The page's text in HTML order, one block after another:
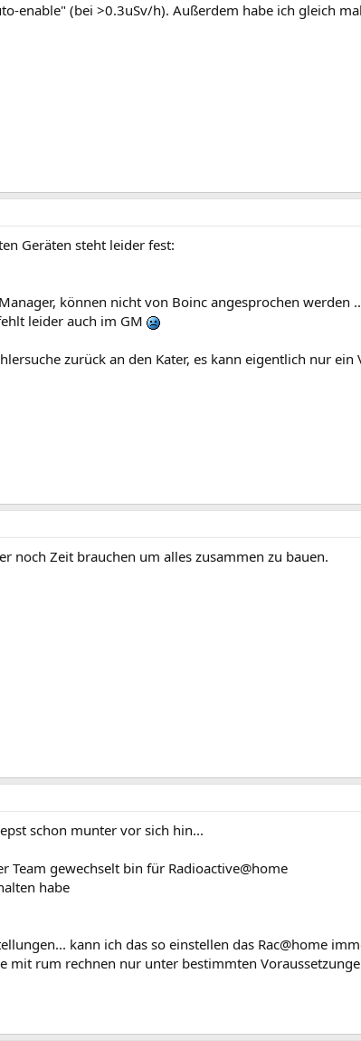
enable" (bei >0.3uSv/h). Außerdem habe ich gleich
Geräten steht leider fest:
können nicht von Boinc angesprochen werden
leider auch im GM
zurück an den Kater, es kann eigentlich nur
noch Zeit brauchen um alles zusammen zu bauen.
schon munter vor sich hin...
Team gewechselt bin für Radioactive@home
habe
kann ich das so einstellen das Rac@home
mit rum rechnen nur unter bestimmten